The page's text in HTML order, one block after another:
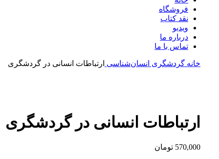
فروشگاه
نقد کتاب
ویدیو
درباره‌ ما
تماس با ما
خانه گردشگری انسان‌شناسی ارتباطات انسانی در گردشگری
ارتباطات انسانی در گردشگری
570,000 تومان